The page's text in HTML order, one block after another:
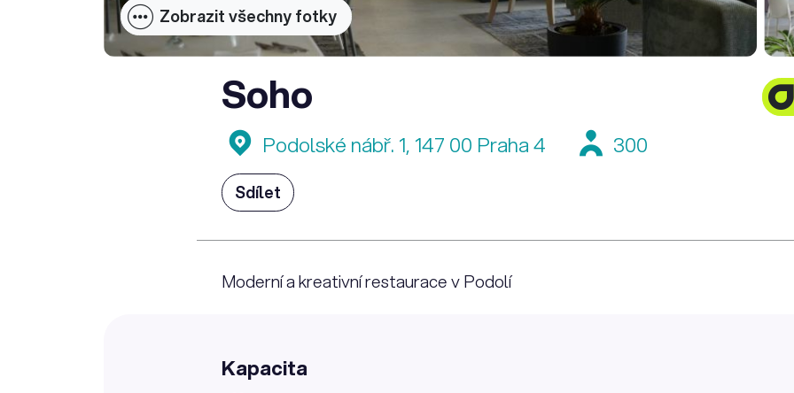
Zobrazit všechny fotky
Soho
Podolské nábř. 1, 147 00 Praha 4 300
Sdílet
Moderní a kreativní restaurace v Podolí
Kapacita